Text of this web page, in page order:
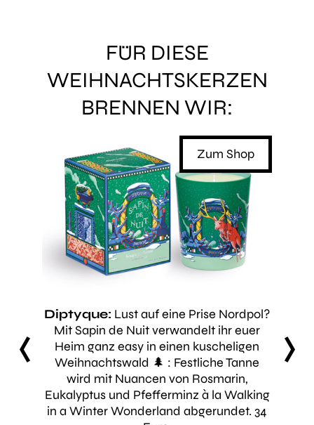
FÜR DIESE
WEIHNACHTSKERZEN
BRENNEN WIR:
prev next
Zum Shop
Diptyque: Lust auf eine Prise Nordpol?
MitSapin de Nuitverwandelt ihr euer
Heim ganz easy in einen kuscheligen
Weihnachtswald 🌲 : Festliche Tanne
wird mit Nuancen von Rosmarin,
Eukalyptus und Pfefferminz à la Walking
in a Winter Wonderland abgerundet. 34
wir